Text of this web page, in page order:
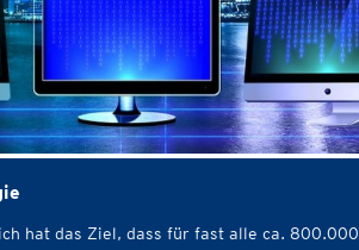
hat das Ziel, dass für fast alle ca. 800.000